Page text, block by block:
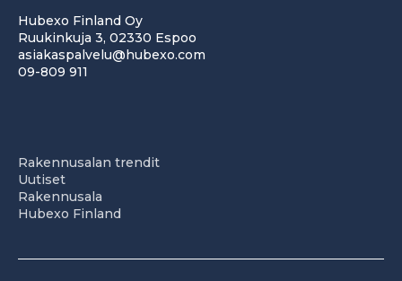
Hubexo Finland Oy
Ruukinkuja 3, 02330 Espoo
asiakaspalvelu@hubexo.com
09-809 911
Rakennusalan trendit
Uutiset
Rakennusala
Hubexo Finland